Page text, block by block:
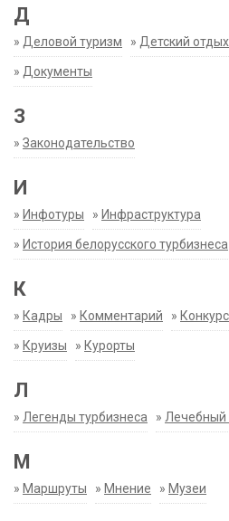
Д
» Деловой туризм » Детский отдых
» Документы
З
» Законодательство
И
» Инфотуры » Инфраструктура
» История белорусского турбизнеса
К
» Кадры » Комментарий »
» Круизы » Курорты
Л
» Легенды турбизнеса » Лечебный
М
» Маршруты » Мнение » Музеи